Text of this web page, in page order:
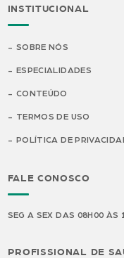
INSTITUCIONAL
SOBRE NÓS
ESPECIALIDADES
CONTEÚDO
TERMOS DE USO
POLÍTICA DE
FALE CONOSCO
SEG A SEX DAS 08H00 ÀS
PROFISSIONAL DE